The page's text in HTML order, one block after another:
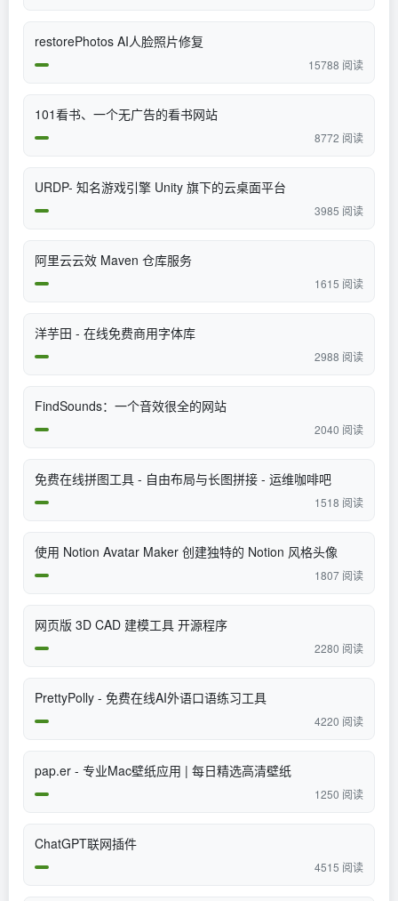
restorePhotos AI人脸照片修复
15788 阅读
101看书、一个无广告的看书网站
8772 阅读
URDP- 知名游戏引擎 Unity 旗下的云桌面平台
3985 阅读
阿里云云效 Maven 仓库服务
1615 阅读
洋芋田 - 在线免费商用字体库
2988 阅读
FindSounds：一个音效很全的网站
2040 阅读
免费在线拼图工具 - 自由布局与长图拼接 - 运维咖啡吧
1518 阅读
使用 Notion Avatar Maker 创建独特的 Notion 风格头像
1807 阅读
网页版 3D CAD 建模工具 开源程序
2280 阅读
PrettyPolly - 免费在线AI外语口语练习工具
4220 阅读
pap.er - 专业Mac壁纸应用 | 每日精选高清壁纸
1250 阅读
ChatGPT联网插件
4515 阅读